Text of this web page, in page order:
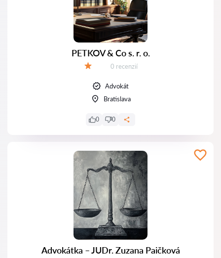
PETKOV & Co s. r. o.
Recenzií:
0 recenzií
Advokát
Bratislava
0 0
Advokátka – JUDr. Zuzana Paičková